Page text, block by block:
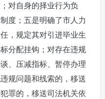
对自身的择业行为负
度；五是明确了市人力
，规定其对引进毕业生
分配挂钩；对存在违规
、压减指标、暂停办理
规问题和线索的，移送
罪的，移送司法机关依